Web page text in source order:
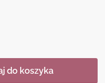
do koszyka